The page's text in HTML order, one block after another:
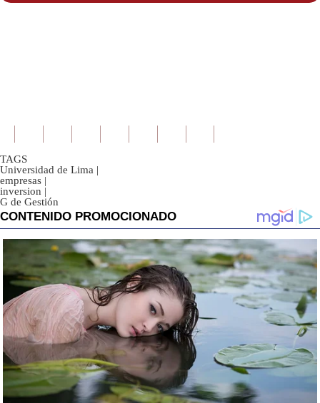
TAGS
Universidad de Lima |
empresas |
inversion |
G de Gestión